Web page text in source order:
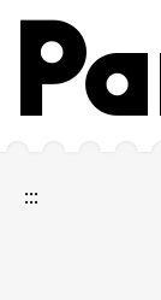
跳到主要內容區塊
網站導覽
:::